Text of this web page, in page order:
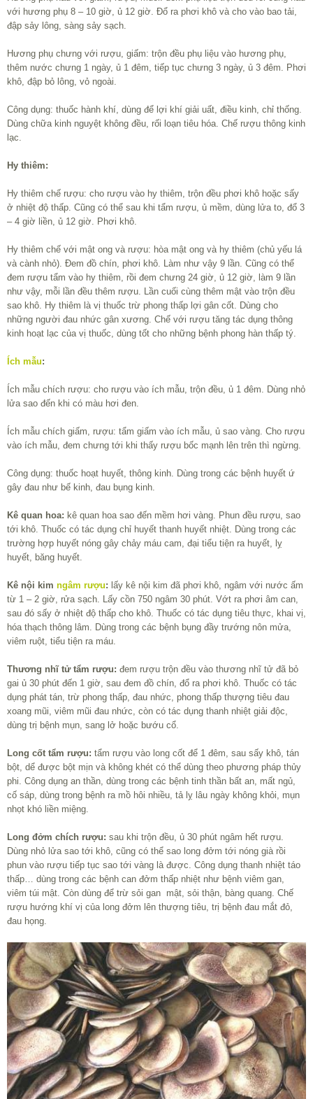
với hương phụ 8 – 10 giờ, ủ 12 giờ. Đổ ra phơi khô và cho vào bao tải,
đập sảy lông, sàng sảy sạch.
Hương phụ chưng với rượu, giấm: trộn đều phụ liệu vào hương phụ,
thêm nước chưng 1 ngày, ủ 1 đêm, tiếp tục chưng 3 ngày, ủ 3 đêm. Phơi
khô, đập bỏ lông, vỏ ngoài.
Công dụng: thuốc hành khí, dùng để lợi khí giải uất, điều kinh, chỉ thống.
Dùng chữa kinh nguyệt không đều, rối loạn tiêu hóa. Chế rượu thông kinh
lạc.
Hy thiêm:
Hy thiêm chế rượu: cho rượu vào hy thiêm, trộn đều phơi khô hoặc sấy
ở nhiệt độ thấp. Cũng có thể sau khi tẩm rượu, ủ mềm, dùng lửa to, đổ 3
– 4 giờ liền, ủ 12 giờ. Phơi khô.
Hy thiêm chế với mật ong và rượu: hòa mật ong và hy thiêm (chủ yếu lá
và cành nhỏ). Đem đồ chín, phơi khô. Làm như vậy 9 lần. Cũng có thể
đem rượu tẩm vào hy thiêm, rồi đem chưng 24 giờ, ủ 12 giờ, làm 9 lần
như vậy, mỗi lần đều thêm rượu. Lần cuối cùng thêm mật vào trộn đều
sao khô. Hy thiêm là vị thuốc trừ phong thấp lợi gân cốt. Dùng cho
những người đau nhức gân xương. Chế với rượu tăng tác dụng thông
kinh hoạt lạc của vị thuốc, dùng tốt cho những bệnh phong hàn thấp tý.
Ích mẫu:
Ích mẫu chích rượu: cho rượu vào ích mẫu, trộn đều, ủ 1 đêm. Dùng nhỏ
lửa sao đến khi có màu hơi đen.
Ích mẫu chích giấm, rượu: tẩm giấm vào ích mẫu, ủ sao vàng. Cho rượu
vào ích mẫu, đem chưng tới khi thấy rượu bốc mạnh lên trên thì ngừng.
Công dụng: thuốc hoạt huyết, thông kinh. Dùng trong các bệnh huyết ứ
gây đau như bế kinh, đau bụng kinh.
Kê quan hoa: kê quan hoa sao đến mềm hơi vàng. Phun đều rượu, sao
tới khô. Thuốc có tác dụng chỉ huyết thanh huyết nhiệt. Dùng trong các
trường hợp huyết nóng gây chảy máu cam, đại tiểu tiện ra huyết, lỵ
huyết, băng huyết.
Kê nội kim ngâm rượu: lấy kê nội kim đã phơi khô, ngâm với nước ấm
từ 1 – 2 giờ, rửa sạch. Lấy cồn 750 ngâm 30 phút. Vớt ra phơi âm can,
sau đó sấy ở nhiệt độ thấp cho khô. Thuốc có tác dụng tiêu thực, khai vị,
hóa thạch thông lâm. Dùng trong các bệnh bụng đầy trướng nôn mửa,
viêm ruột, tiểu tiện ra máu.
Thương nhĩ tử tẩm rượu: đem rượu trộn đều vào thương nhĩ tử đã bỏ
gai ủ 30 phút đến 1 giờ, sau đem đồ chín, đổ ra phơi khô. Thuốc có tác
dụng phát tán, trừ phong thấp, đau nhức, phong thấp thượng tiêu đau
xoang mũi, viêm mũi đau nhức, còn có tác dụng thanh nhiệt giải độc,
dùng trị bệnh mụn, sang lở hoặc bướu cổ.
Long cốt tẩm rượu: tẩm rượu vào long cốt để 1 đêm, sau sấy khô, tán
bột, dể được bột mịn và không khét có thể dùng theo phương pháp thủy
phi. Công dụng an thần, dùng trong các bệnh tinh thần bất an, mất ngủ,
cố sáp, dùng trong bệnh ra mồ hôi nhiều, tả lỵ lâu ngày không khỏi, mụn
nhọt khó liền miệng.
Long đởm chích rượu: sau khi trộn đều, ủ 30 phút ngâm hết rượu.
Dùng nhỏ lửa sao tới khô, cũng có thể sao long đởm tới nóng già rồi
phun vào rượu tiếp tục sao tới vàng là được. Công dụng thanh nhiệt táo
thấp… dùng trong các bệnh can đởm thấp nhiệt như bệnh viêm gan,
viêm túi mật. Còn dùng để trừ sỏi gan mật, sỏi thận, bàng quang. Chế
rượu hướng khí vị của long đởm lên thượng tiêu, trị bệnh đau mắt đỏ,
đau họng.